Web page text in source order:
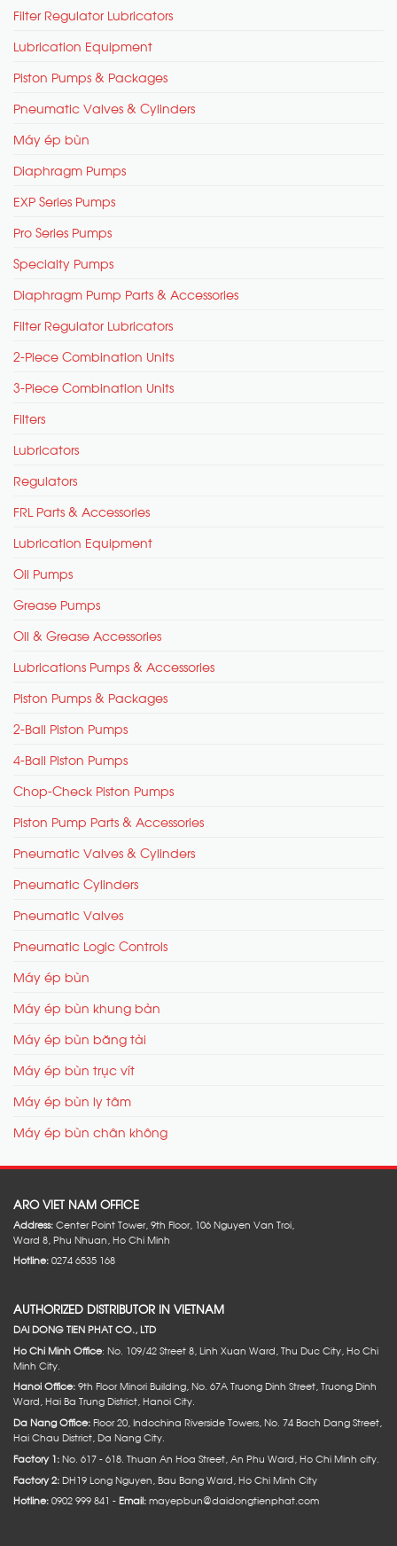
Filter Regulator Lubricators
Lubrication Equipment
Piston Pumps & Packages
Pneumatic Valves & Cylinders
Máy ép bùn
Diaphragm Pumps
EXP Series Pumps
Pro Series Pumps
Specialty Pumps
Diaphragm Pump Parts & Accessories
Filter Regulator Lubricators
2-Piece Combination Units
3-Piece Combination Units
Filters
Lubricators
Regulators
FRL Parts & Accessories
Lubrication Equipment
Oil Pumps
Grease Pumps
Oil & Grease Accessories
Lubrications Pumps & Accessories
Piston Pumps & Packages
2-Ball Piston Pumps
4-Ball Piston Pumps
Chop-Check Piston Pumps
Piston Pump Parts & Accessories
Pneumatic Valves & Cylinders
Pneumatic Cylinders
Pneumatic Valves
Pneumatic Logic Controls
Máy ép bùn
Máy ép bùn khung bản
Máy ép bùn băng tải
Máy ép bùn trục vít
Máy ép bùn ly tâm
Máy ép bùn chân không
ARO VIET NAM OFFICE
Address:Center Point Tower, 9th Floor, 106 Nguyen Van Troi,
Ward 8, Phu Nhuan, Ho Chi Minh
Hotline:0274 6535 168
AUTHORIZED DISTRIBUTOR IN VIETNAM
DAI DONG TIEN PHAT CO., LTD
Ho Chi Minh Office: No. 109/42 Street 8, Linh Xuan Ward, Thu Duc City, Ho Chi
Minh City.
Hanoi Office:9th Floor Minori Building, No. 67A Truong Dinh Street, Truong Dinh
Ward, Hai Ba Trung District, Hanoi City.
Da Nang Office:Floor 20, Indochina Riverside Towers, No. 74 Bach Dang Street,
Hai Chau District, Da Nang City.
Factory 1:No. 617 - 618. Thuan An Hoa Street, An Phu Ward, Ho Chi Minh city.
Factory 2:DH19 Long Nguyen, Bau Bang Ward, Ho Chi Minh City
Hotline:0902 999 841 -Email:mayepbun@daidongtienphat.com